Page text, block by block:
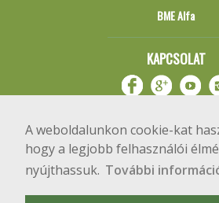
A weboldalunkon cookie-kat
hogy a legjobb felhasználói
nyújthassuk. További
BME Alfa
KAPCSOLAT